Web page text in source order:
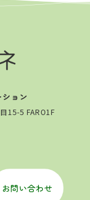
ョン
15-5 FARO1F
お問い合わせ